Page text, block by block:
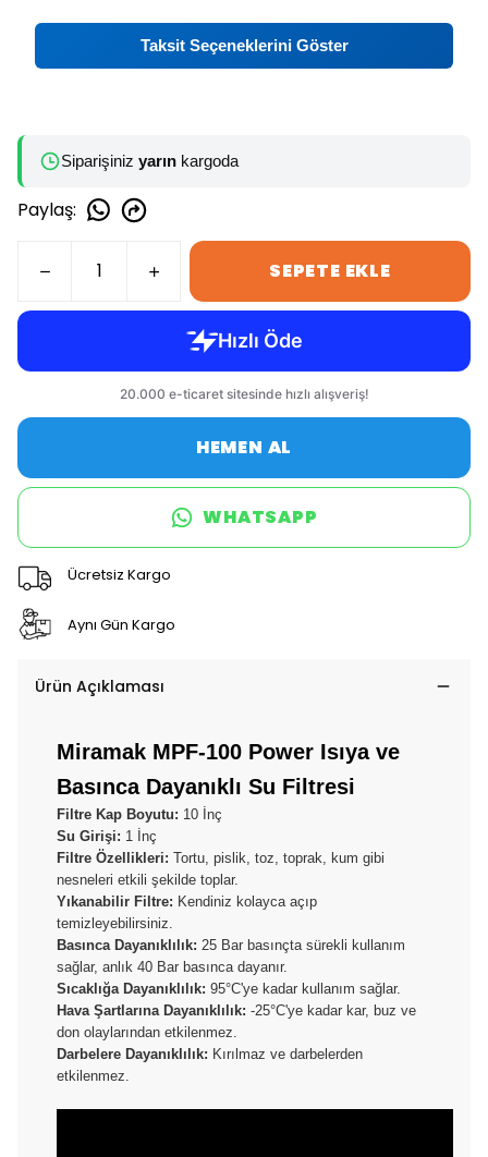
Taksit Seçeneklerini Göster
Siparişiniz yarın kargoda
Paylaş:
SEPETE EKLE
HEMEN AL
WHATSAPP
Ücretsiz Kargo
Aynı Gün Kargo
Ürün Açıklaması
Miramak MPF-100 Power Isıya ve
Basınca Dayanıklı Su Filtresi
Filtre Kap Boyutu: 10 İnç
Su Girişi: 1 İnç
Filtre Özellikleri: Tortu, pislik, toz, toprak, kum gibi
nesneleri etkili şekilde toplar.
Yıkanabilir Filtre: Kendiniz kolayca açıp
temizleyebilirsiniz.
Basınca Dayanıklılık: 25 Bar basınçta sürekli kullanım
sağlar, anlık 40 Bar basınca dayanır.
Sıcaklığa Dayanıklılık: 95°C'ye kadar kullanım sağlar.
Hava Şartlarına Dayanıklılık: -25°C'ye kadar kar, buz ve
don olaylarından etkilenmez.
Darbelere Dayanıklılık: Kırılmaz ve darbelerden
etkilenmez.